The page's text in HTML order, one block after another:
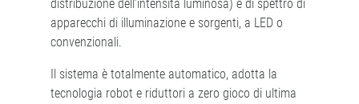
distribuzione dell’intensità luminosa) e di spettro di
apparecchi di illuminazione e sorgenti, a LED o
convenzionali.
Il sistema è totalmente automatico, adotta la
tecnologia robot e riduttori a zero gioco di ultima